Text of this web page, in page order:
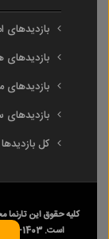
بازدیدهای
بازدیدهای
بازدیدهای ماه :
بازدیدهای
کل بازدیدها :
کلیه حقوق این تارنما
است. 1403-1393